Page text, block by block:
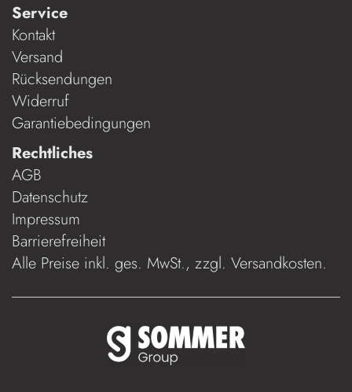
Service
Kontakt
Versand
Rücksendungen
Widerruf
Garantiebedingungen
Rechtliches
AGB
Datenschutz
Impressum
Barrierefreiheit
Alle Preise inkl. ges. MwSt., zzgl. Versandkosten.